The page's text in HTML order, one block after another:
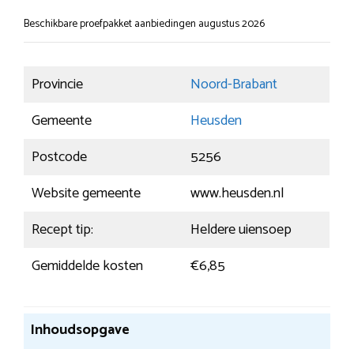
Beschikbare proefpakket aanbiedingen augustus 2026
Provincie
Noord-Brabant
Gemeente
Heusden
Postcode
5256
Website gemeente
www.heusden.nl
Recept tip:
Heldere uiensoep
Gemiddelde kosten
€6,85
Inhoudsopgave